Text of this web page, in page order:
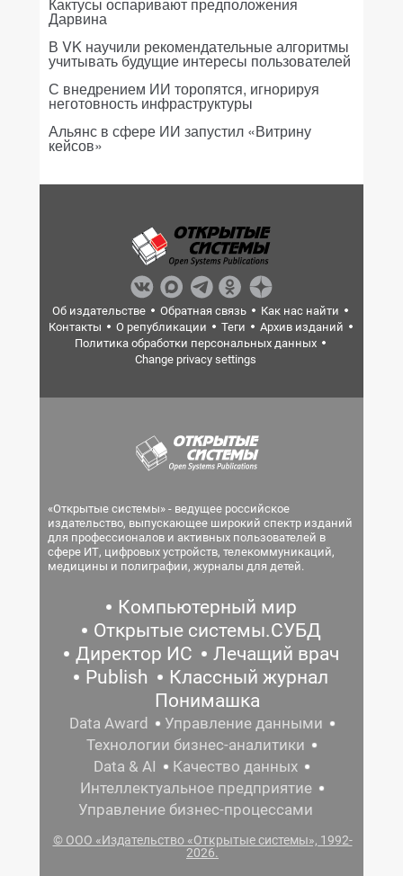
Дарвина
В VK научили рекомендательные алгоритмы
учитывать будущие интересы пользователей
С внедрением ИИ торопятся, игнорируя
неготовность инфраструктуры
Альянс в сфере ИИ запустил «Витрину
кейсов»
Об издательстве Обратная связь
Как нас найти
Контакты
О републикации Теги
Архив изданий
Политика обработки персональных данных
Change privacy settings
«Открытые системы» - ведущее российское
издательство, выпускающее широкий спектр изданий
для профессионалов и активных пользователей в
сфере ИТ, цифровых устройств, телекоммуникаций,
медицины и полиграфии, журналы для детей.
Компьютерный мир
Открытые системы.СУБД
Директор ИС
Лечащий врач
Publish
Классный журнал
Понимашка
Data Award
Управление данными
Технологии бизнес-аналитики
Data & AI
Качество данных
Интеллектуальное предприятие
Управление бизнес-процессами
© ООО «Издательство «Открытые системы», 1992-
2026.